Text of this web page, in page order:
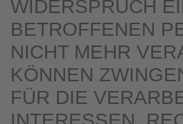
WIDERSPRUCH
BETROFFENEN
NICHT MEHR
KÖNNEN
FÜR DIE